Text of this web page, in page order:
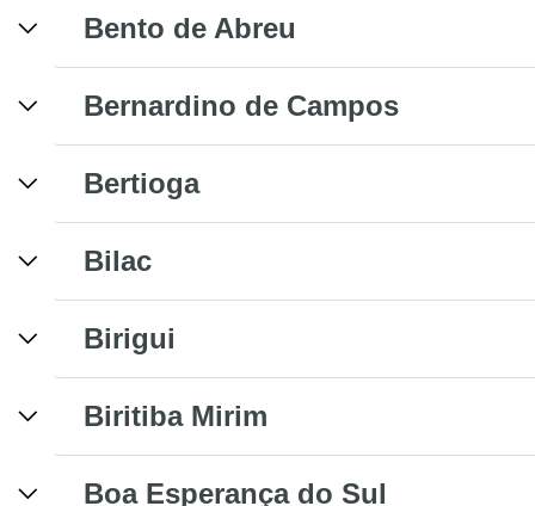
Bento de Abreu
Bernardino de Campos
Bertioga
Bilac
Birigui
Biritiba Mirim
Boa Esperança do Sul